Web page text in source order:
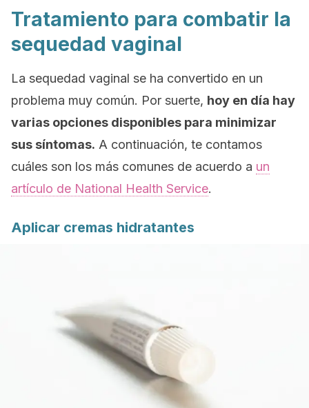
Tratamiento para combatir la
sequedad vaginal
La sequedad vaginal se ha convertido en un
problema muy común. Por suerte, hoy en día hay
varias opciones disponibles para minimizar
sus síntomas. A continuación, te contamos
cuáles son los más comunes de acuerdo a un
artículo de National Health Service.
Aplicar cremas hidratantes